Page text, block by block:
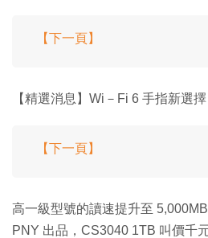
【下一頁】
【精選消息】Wi－Fi 6 手指新選
【下一頁】
高一級型號的讀速提升至
PNY 出品，CS3040 1TB 叫價千